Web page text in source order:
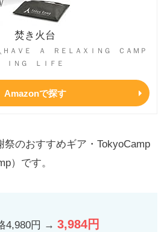
焚き火台
ＨＡＶＥ Ａ ＲＥＬＡＸＩＮＧ ＣＡＭＰ
ＩＮＧ ＬＩＦＥ
Amazonで探す
祭のおすすめギア・TokyoCamp
）です。
4,980円 → 3,984円